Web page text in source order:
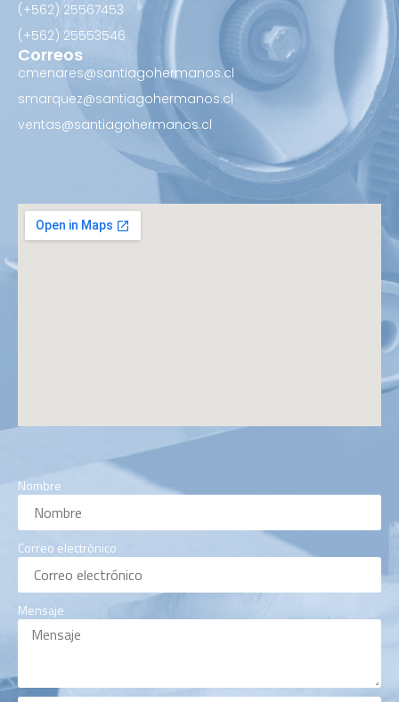
(+562) 25567453‬
(+562) ‪25553546
Correos
cmenares@santiagohermanos.cl
smarquez@santiagohermanos.cl
ventas@santiagohermanos.cl
Nombre
Correo electrónico
Mensaje